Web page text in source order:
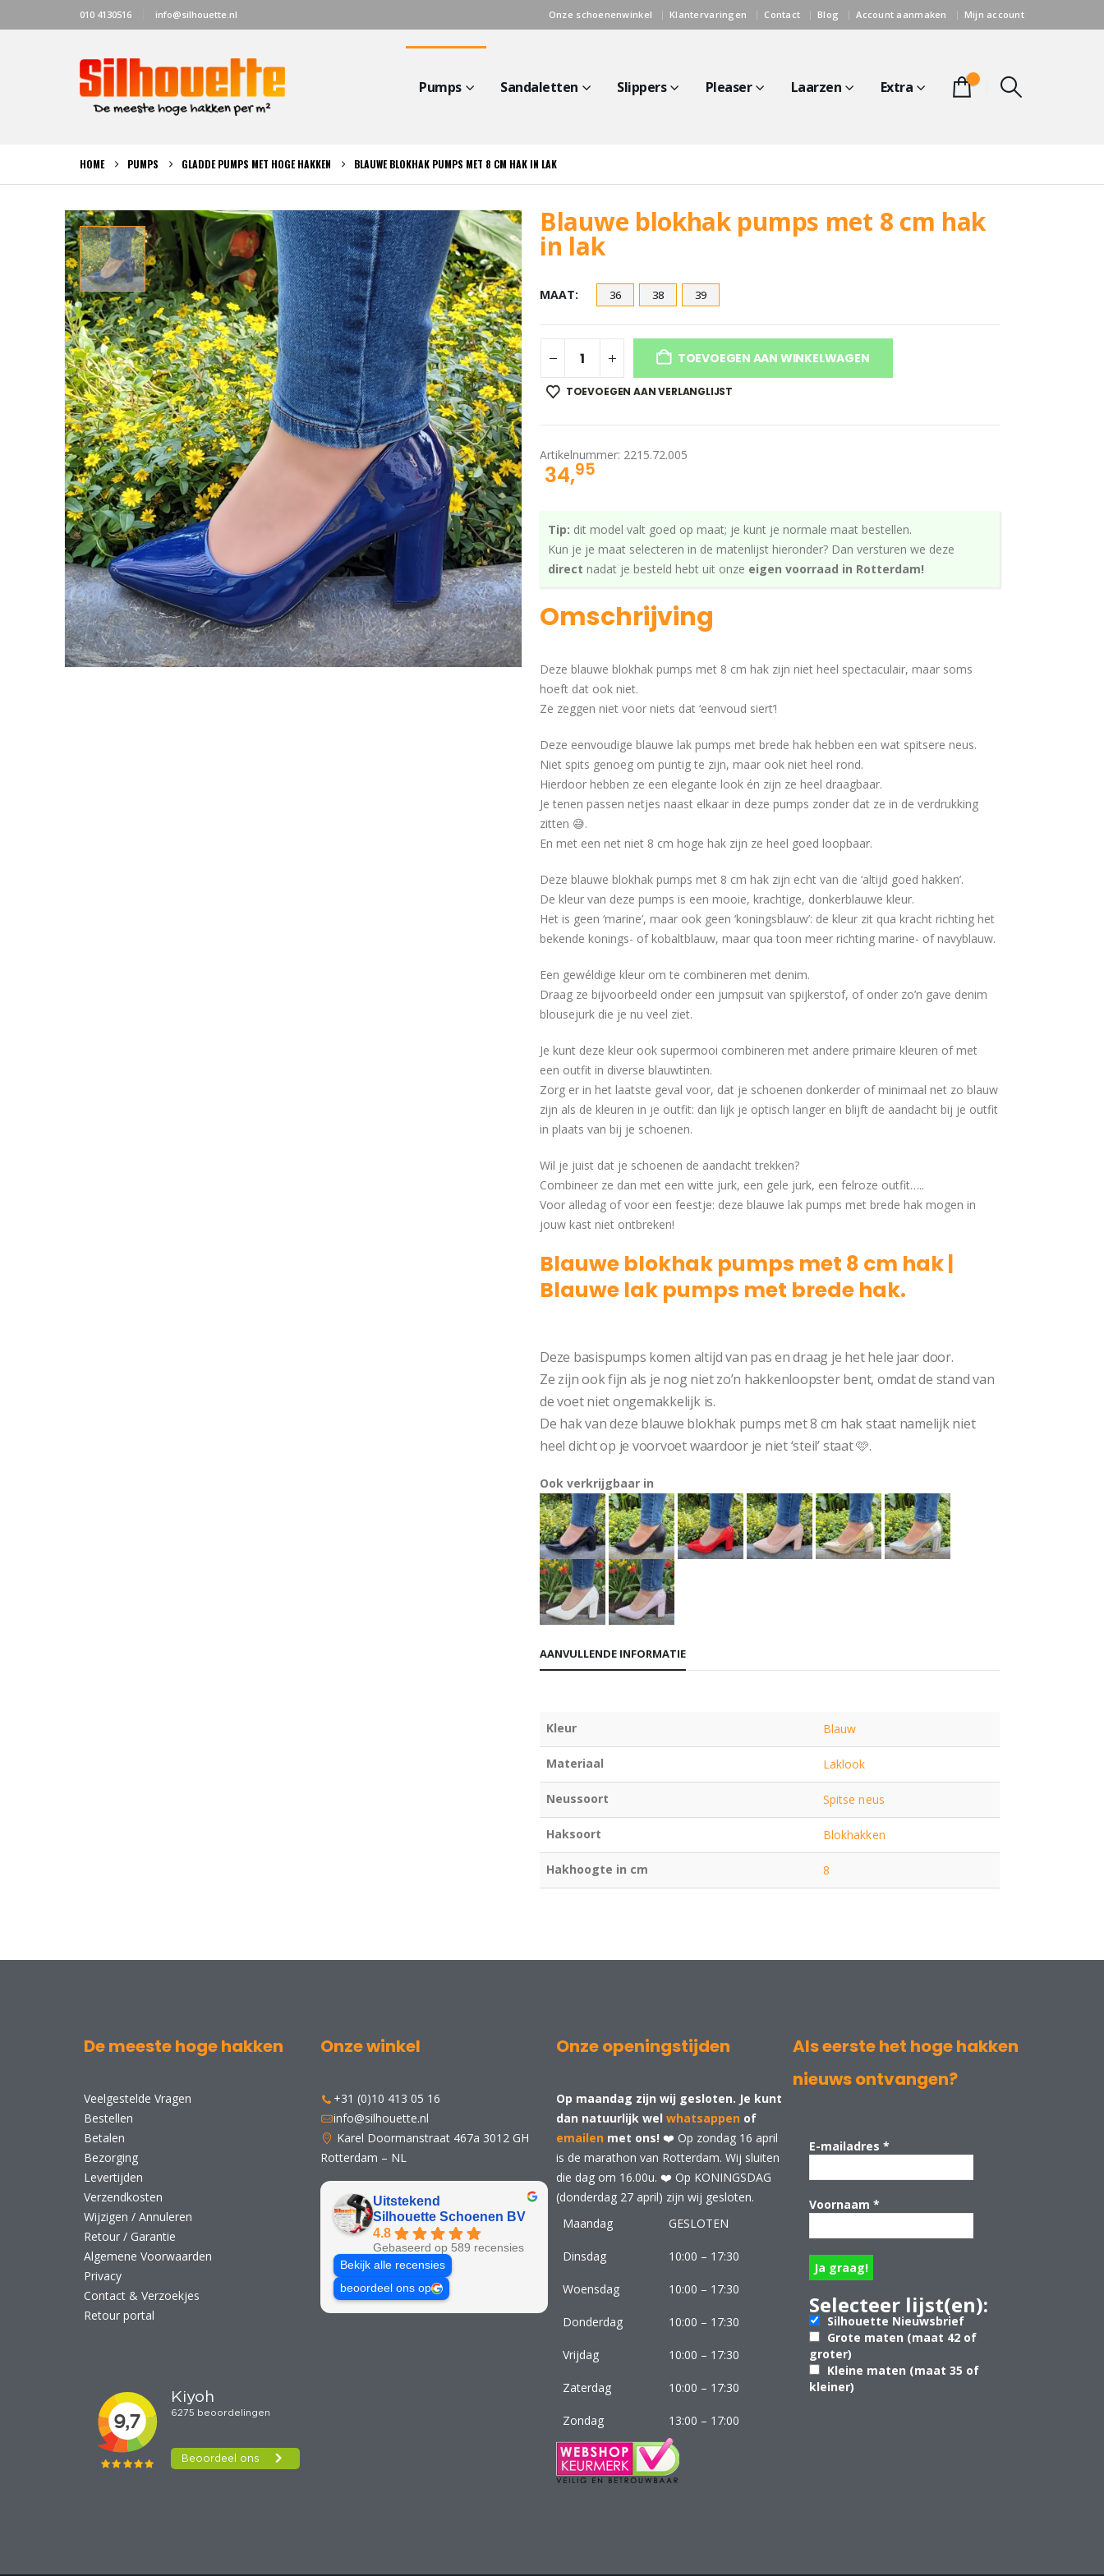
010 4130516 info@silhouette.nl Onze schoenenwinkel Klantervaringen Contact Blog Account aanmaken Mijn account
Pumps Sandaletten Slippers Pleaser Laarzen Extra
HOME PUMPS GLADDE PUMPS MET HOGE HAKKEN BLAUWE BLOKHAK PUMPS MET 8 CM HAK IN LAK
Blauwe blokhak pumps met 8 cm hak
in lak
MAAT 36 38 39
TOEVOEGEN AAN WINKELWAGEN
TOEVOEGEN AAN VERLANGLIJST
Artikelnummer: 2215.72.005
34,95
Tip: dit model valt goed op maat; je kunt je normale maat bestellen.
Kun je je maat selecteren in de matenlijst hieronder? Dan versturen we deze
direct nadat je besteld hebt uit onze eigen voorraad in Rotterdam!
Omschrijving
Deze blauwe blokhak pumps met 8 cm hak zijn niet heel spectaculair, maar soms
hoeft dat ook niet.
Ze zeggen niet voor niets dat ‘eenvoud siert’!
Deze eenvoudige blauwe lak pumps met brede hak hebben een wat spitsere neus.
Niet spits genoeg om puntig te zijn, maar ook niet heel rond.
Hierdoor hebben ze een elegante look én zijn ze heel draagbaar.
Je tenen passen netjes naast elkaar in deze pumps zonder dat ze in de verdrukking
zitten 😅.
En met een net niet 8 cm hoge hak zijn ze heel goed loopbaar.
Deze blauwe blokhak pumps met 8 cm hak zijn echt van die ‘altijd goed hakken’.
De kleur van deze pumps is een mooie, krachtige, donkerblauwe kleur.
Het is geen ‘marine’, maar ook geen ‘koningsblauw’: de kleur zit qua kracht richting het
bekende konings- of kobaltblauw, maar qua toon meer richting marine- of navyblauw.
Een gewéldige kleur om te combineren met denim.
Draag ze bijvoorbeeld onder een jumpsuit van spijkerstof, of onder zo’n gave denim
blousejurk die je nu veel ziet.
Je kunt deze kleur ook supermooi combineren met andere primaire kleuren of met
een outfit in diverse blauwtinten.
Zorg er in het laatste geval voor, dat je schoenen donkerder of minimaal net zo blauw
zijn als de kleuren in je outfit: dan lijk je optisch langer en blijft de aandacht bij je outfit
in plaats van bij je schoenen.
Wil je juist dat je schoenen de aandacht trekken?
Combineer ze dan met een witte jurk, een gele jurk, een felroze outfit…..
Voor alledag of voor een feestje: deze blauwe lak pumps met brede hak mogen in
jouw kast niet ontbreken!
Blauwe blokhak pumps met 8 cm hak |
Blauwe lak pumps met brede hak.
Deze basispumps komen altijd van pas en draag je het hele jaar door.
Ze zijn ook fijn als je nog niet zo’n hakkenloopster bent, omdat de stand van
de voet niet ongemakkelijk is.
De hak van deze blauwe blokhak pumps met 8 cm hak staat namelijk niet
heel dicht op je voorvoet waardoor je niet ‘steil’ staat 🩷.
Ook verkrijgbaar in
AANVULLENDE INFORMATIE
Kleur Blauw
Materiaal Laklook
Neussoort Spitse neus
Haksoort Blokhakken
Hakhoogte in cm 8
De meeste hoge hakken
Veelgestelde Vragen
Bestellen
Betalen
Bezorging
Levertijden
Verzendkosten
Wijzigen / Annuleren
Retour / Garantie
Algemene Voorwaarden
Privacy
Contact & Verzoekjes
Retour portal
Onze winkel
+31 (0)10 413 05 16
info@silhouette.nl
Karel Doormanstraat 467a 3012 GH
Rotterdam – NL
Uitstekend
Silhouette Schoenen BV
4.8
Gebaseerd op 589 recensies
Bekijk alle recensies
beoordeel ons op
Onze openingstijden
Op maandag zijn wij gesloten. Je kunt
dan natuurlijk wel whatsappen of
emailen met ons! ❤️ Op zondag 16 april
is de marathon van Rotterdam. Wij sluiten
die dag om 16.00u. ❤️ Op KONINGSDAG
(donderdag 27 april) zijn wij gesloten.
Maandag
GESLOTEN
Dinsdag 10:00 – 17:30
Woensdag 10:00 – 17:30
Donderdag 10:00 – 17:30
Vrijdag 10:00 – 17:30
Zaterdag 10:00 – 17:30
Zondag 13:00 – 17:00
Als eerste het hoge hakken
nieuws ontvangen?
E-mailadres *
Voornaam *
Selecteer lijst(en):
Silhouette Nieuwsbrief
Grote maten (maat 42 of
groter)
Kleine maten (maat 35 of
kleiner)